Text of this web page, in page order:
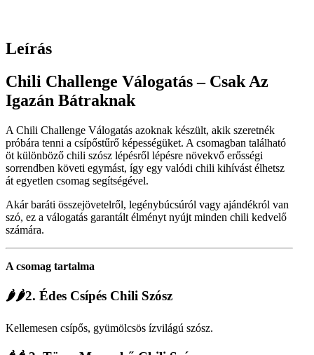
Leírás
Chili Challenge Válogatás – Csak Az
Igazán Bátraknak
A Chili Challenge Válogatás azoknak készült, akik szeretnék
próbára tenni a csípőstűrő képességüket. A csomagban található
öt különböző chili szósz lépésről lépésre növekvő erősségi
sorrendben követi egymást, így egy valódi chili kihívást élhetsz
át egyetlen csomag segítségével.
Akár baráti összejövetelről, legénybúcsúról vagy ajándékról van
szó, ez a válogatás garantált élményt nyújt minden chili kedvelő
számára.
A csomag tartalma
🌶🌶2. Édes Csípés Chili Szósz
Kellemesen csípős, gyümölcsös ízvilágú szósz.